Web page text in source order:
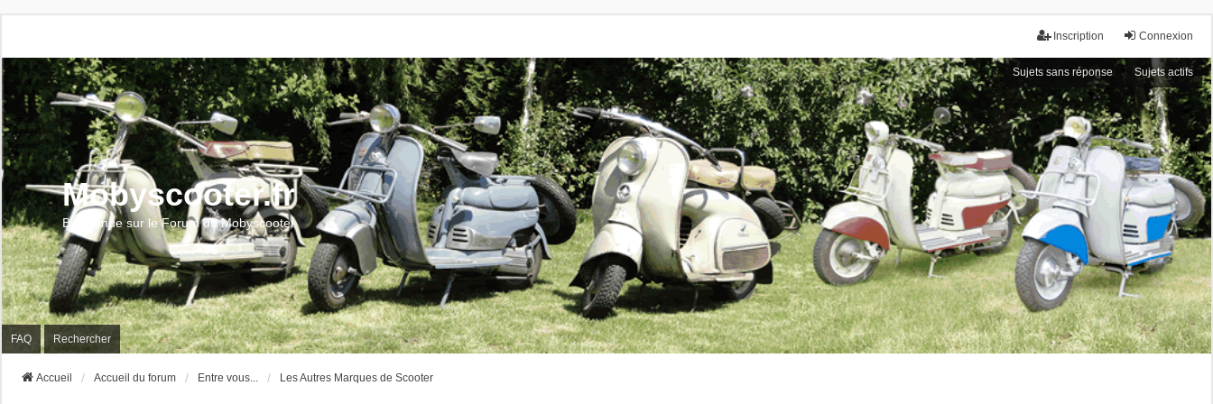
Connexion
Inscription
Sujets sans réponse Sujets actifs
Mobyscooter.fr
Bienvenue sur le Forum du Mobyscooter
FAQ Rechercher
Accueil Accueil du forum Entre vous... Les Autres Marques de Scooter